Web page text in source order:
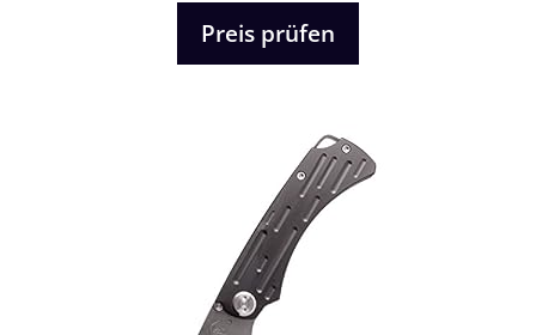
Preis prüfen